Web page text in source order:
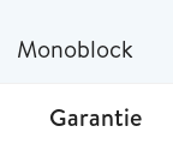
Monoblock
Garantie